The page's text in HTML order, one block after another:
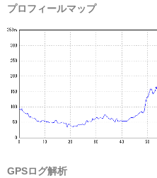
プロフィールマップ
GPSログ解析